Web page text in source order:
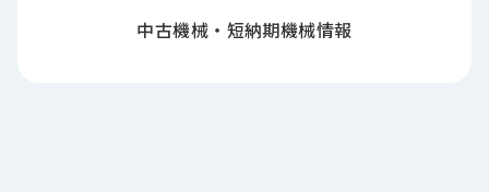
中古機械・短納期機械情報